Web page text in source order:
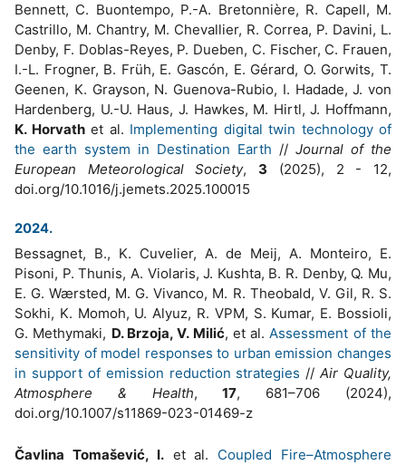
Bennett, C. Buontempo, P.-A. Bretonnière, R. Capell, M.
Castrillo, M. Chantry, M. Chevallier, R. Correa, P. Davini, L.
Denby, F. Doblas-Reyes, P. Dueben, C. Fischer, C. Frauen,
I.-L. Frogner, B. Früh, E. Gascón, E. Gérard, O. Gorwits, T.
Geenen, K. Grayson, N. Guenova-Rubio, I. Hadade, J. von
Hardenberg, U.-U. Haus, J. Hawkes, M. Hirtl, J. Hoffmann,
K. Horvathet al. Implementing digital twin technology of
the earth system in Destination Earth // Journal of the
European Meteorological Society, 3 (2025), 2 - 12,
doi.org/10.1016/j.jemets.2025.100015
2024.
Bessagnet, B., K. Cuvelier, A. de Meij, A. Monteiro, E.
Pisoni, P. Thunis, A. Violaris, J. Kushta, B. R. Denby, Q. Mu,
E. G. Wærsted, M. G. Vivanco, M. R. Theobald, V. Gil, R. S.
Sokhi, K. Momoh, U. Alyuz, R. VPM, S. Kumar, E. Bossioli,
G. Methymaki, D. Brzoja, V. Milić, et al.Assessment of the
sensitivity of model responses to urban emission changes
in support of emission reduction strategies //Air Quality,
Atmosphere & Health,17, 681–706 (2024),
doi.org/10.1007/s11869-023-01469-z
Čavlina Tomašević, I.et al. Coupled Fire–Atmosphere